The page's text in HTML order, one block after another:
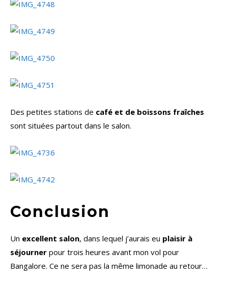
Des petites stations de café et de boissons fraîches
sont situées partout dans le salon.
Conclusion
Un excellent salon, dans lequel j’aurais eu plaisir à
séjourner pour trois heures avant mon vol pour
Bangalore. Ce ne sera pas la même limonade au retour…